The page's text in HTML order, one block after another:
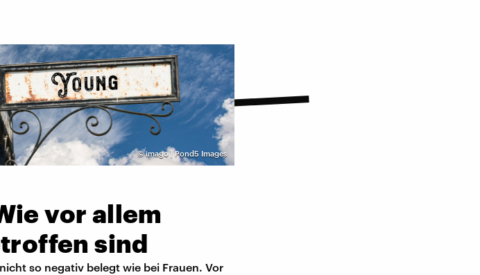
©imago | Pond5 Images
vor allem
sind
so negativ belegt wie bei Frauen. Vor